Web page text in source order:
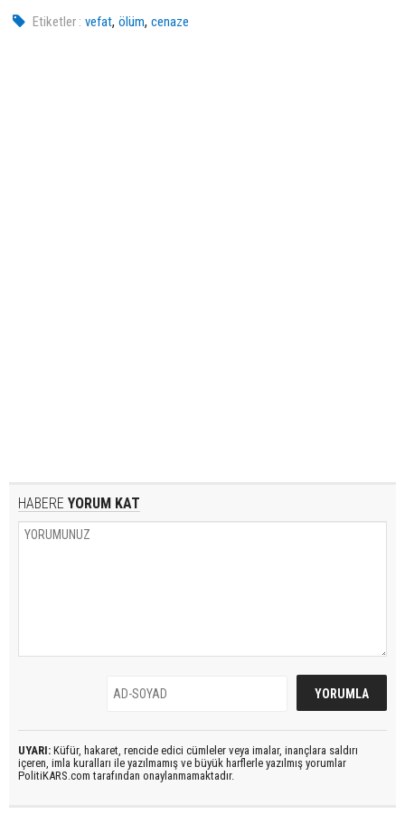
Etiketler : vefat,ölüm,cenaze
HABERE YORUM KAT
UYARI: Küfür, hakaret, rencide edici cümleler veya imalar, inançlara saldırı
içeren, imla kuralları ile yazılmamış ve büyük harflerle yazılmış yorumlar
PolitiKARS.com tarafından onaylanmamaktadır.